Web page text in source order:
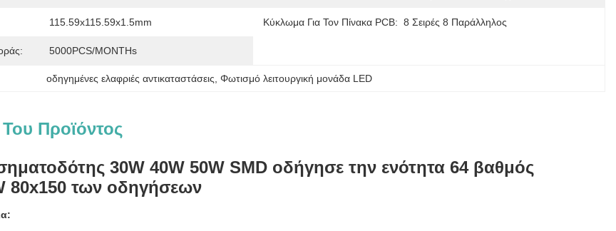
115.59x115.59x1.5mm Κύκλωμα Για Τον Πίνακα PCB: 8 Σειρές 8 Παράλληλος
5000PCS/MONTHs
οδηγημένες ελαφριές αντικαταστάσεις Φωτισμό λειτουργική μονάδα LED
Προϊόντος
30W 40W 50W SMD οδήγησε την ενότητα 64 βαθμός
80x150 των οδηγήσεων